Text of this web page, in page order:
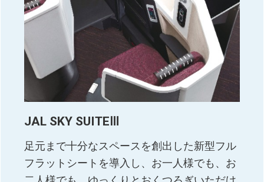
JAL SKY SUITEⅢ
足元まで十分なスペースを創出した新型フル
フラットシートを導入し、お一人様でも、お